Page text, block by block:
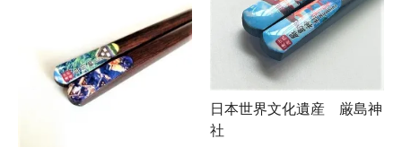
日本世界文化遺産 厳島神
社